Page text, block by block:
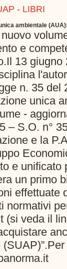
- LIBRI
ambientale
e
13 giugno
n. 35 del
unica
-
– S.O. n°
e la
e unificato
un primo
effettuate
normativi
(si veda il